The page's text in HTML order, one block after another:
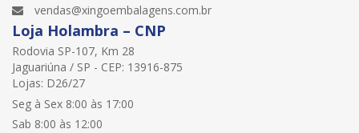
vendas@xingoembalagens.com.br
Loja Holambra – CNP
Rodovia SP-107, Km 28
Jaguariúna / SP - CEP: 13916-875
Lojas: D26/27
Seg à Sex 8:00 às 17:00
Sab 8:00 às 12:00